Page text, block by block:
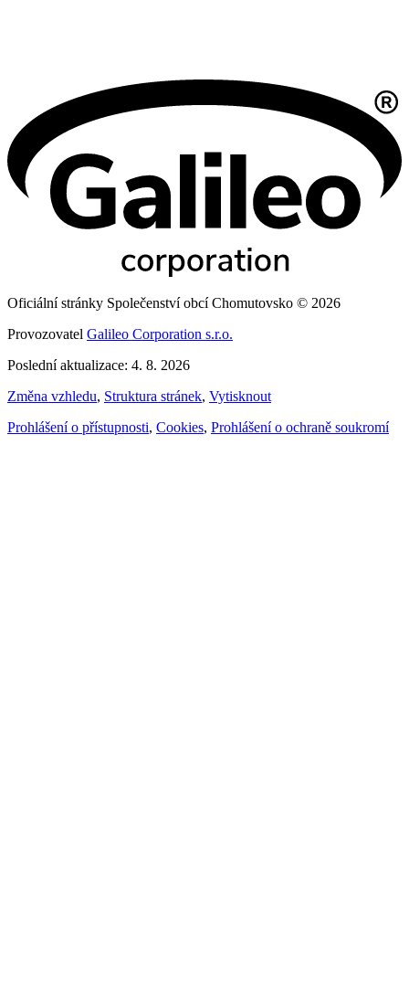
Oficiální stránky Společenství obcí Chomutovsko © 2026
Provozovatel Galileo Corporation s.r.o.
Poslední aktualizace: 4. 8. 2026
Změna vzhledu, Struktura stránek, Vytisknout
Prohlášení o přístupnosti, Cookies, Prohlášení o ochraně soukromí